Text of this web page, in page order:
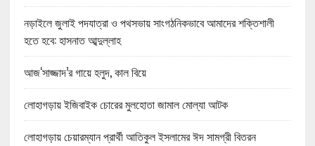
নড়াইলে জুলাই পদযাত্রা ও পথসভায় সাংগঠনিকভাবে আমাদের শক্তিশালী
হতে হবে: হাসনাত আব্দুল্লাহ
আজ‘সাজ্জাদ’র গায়ে হলুদ, কাল বিয়ে
লোহাগড়ায় ইজিবাইক চোরের মুলহোতা জামাল মোল্যা আটক
লোহাগড়ায় চেয়ারম্যান প্রার্থী আতিকুল ইসলামের ঈদ সামগ্রী বিতরন